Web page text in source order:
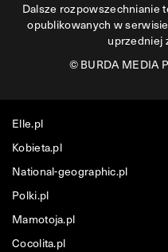
Dalsze rozpowszechnianie
opublikowanych w
uprzedniej
©BURDA MEDIA
Elle.pl
Kobieta.pl
National-geographic.pl
Polki.pl
Mamotoja.pl
Cocolita.pl